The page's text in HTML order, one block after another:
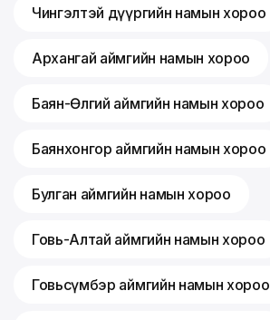
Чингэлтэй дүүргийн намын хороо
Архангай аймгийн намын хороо
Баян-Өлгий аймгийн намын хороо
Баянхонгор аймгийн намын хороо
Булган аймгийн намын хороо
Говь-Алтай аймгийн намын хороо
Говьсүмбэр аймгийн намын хороо